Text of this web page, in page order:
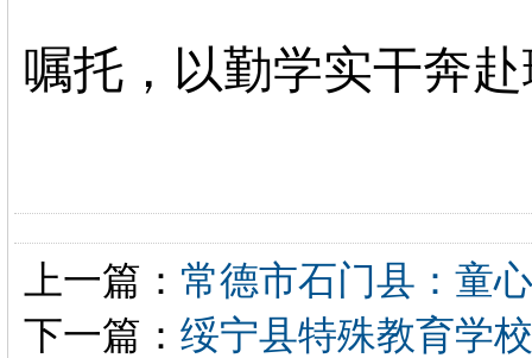
嘱托，以勤学实干奔
上一篇： 常德市石门县：童
下一篇： 绥宁县特殊教育学